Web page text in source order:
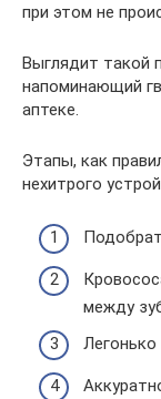
при этом не
Выглядит такой
напоминающий
аптеке.
Этапы, как
нехитрого
между